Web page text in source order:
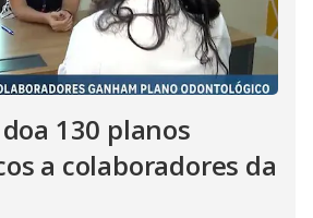
130 planos
a colaboradores da